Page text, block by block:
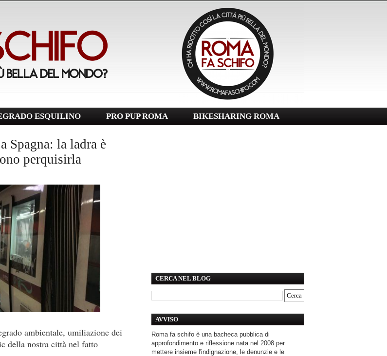
ESQUILINO PRO PUP ROMA BIKESHARING ROMA
Spagna: la ladra è
perquisirla
ambientale, umiliazione dei
della nostra città nel fatto
CERCA NEL BLOG
AVVISO
Roma fa schifo è una bacheca pubblica di
approfondimento e riflessione nata nel 2008 per
mettere insieme l'indignazione, le denunzie e le